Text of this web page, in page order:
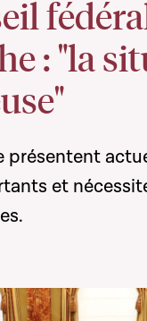
: "la
présentent
et